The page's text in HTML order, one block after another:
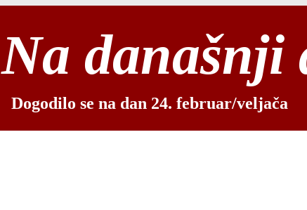
Na današnji
Dogodilo se na dan 24. februar/veljača